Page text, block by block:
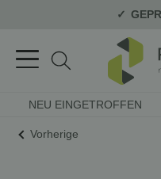
NEU EINGETROFFEN
Vorherige